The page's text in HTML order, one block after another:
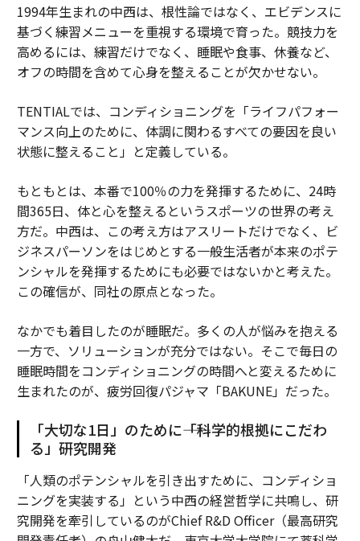
1994年生まれの中西は、根性論ではなく、エビデンスに
基づく練習メニューを重視する環境で育った。競技力を
高めるには、練習だけでなく、睡眠や食事、休養など、
オフの時間を含めて心身を整えることが欠かせない。
TENTIALでは、コンディショニングを「ライフパフォー
マンス向上のために、体調に関わるすべての要因を良い
状態に整えること」と定義している。
もともとは、本番で100％の力を発揮するために、24時
間365日、体と心を整えるというスポーツの世界の考え
方だ。中西は、この考え方はアスリートだけでなく、ビ
ジネスパーソンをはじめとする一般生活者が本来のポテ
ンシャルを発揮するためにも必要ではないかと考えた。
この確信が、同社の原点となった。
なかでも着目したのが睡眠だ。多くの人が悩みを抱える
一方で、ソリューションが充分ではない。そこで毎日の
睡眠時間をコンディショニングの時間へと変えるために
生まれたのが、疲労回復パジャマ「BAKUNE」だった。
「大切な1日」のために――「科学的根拠にこだわ
る」研究開発
「人類のポテンシャルを引き出すために、コンディショ
ニングを実装する」という中西の経営哲学に共鳴し、研
究開発を牽引しているのがChief R&D Officer（最高研究